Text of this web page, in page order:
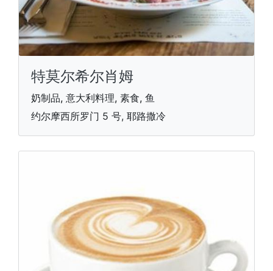
特莫尔希尔肖姆
奶制品, 意大利料理, 素食, 鱼
约尔摩西所罗门 5 号, 耶路撒冷